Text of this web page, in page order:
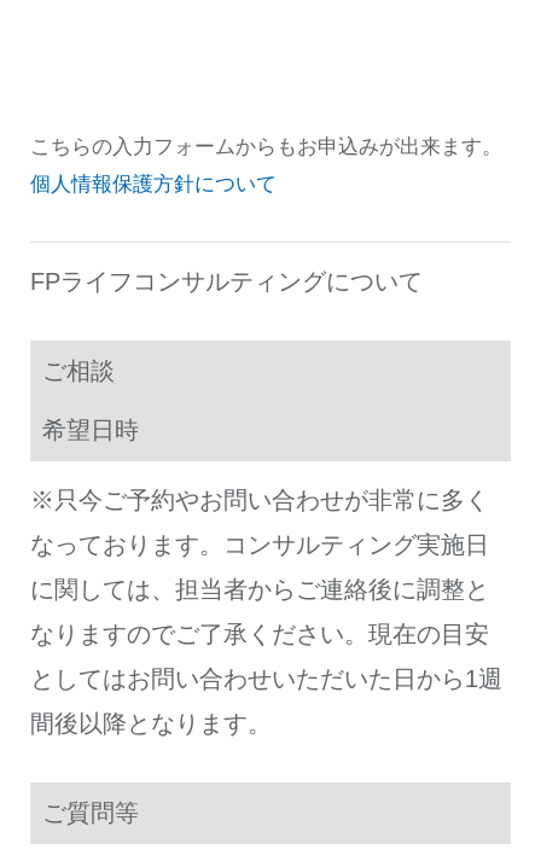
こちらの入力フォームからもお申込みが出来ます。
個人情報保護方針について
FPライフコンサルティングについて
ご相談
希望日時
※只今ご予約やお問い合わせが非常に多く
なっております。コンサルティング実施日
に関しては、担当者からご連絡後に調整と
なりますのでご了承ください。現在の目安
としてはお問い合わせいただいた日から1週
間後以降となります。
ご質問等